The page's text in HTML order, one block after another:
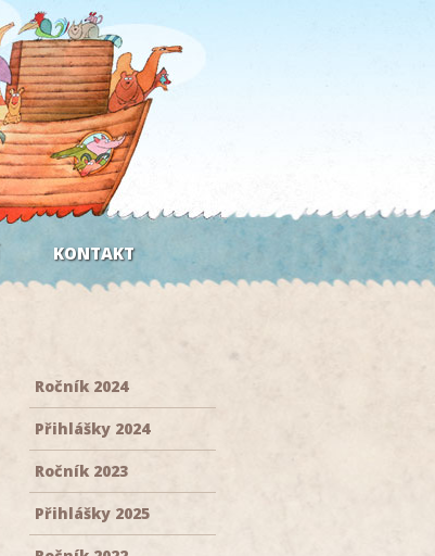
KONTAKT
Ročník 2024
Přihlášky 2024
Ročník 2023
Přihlášky 2025